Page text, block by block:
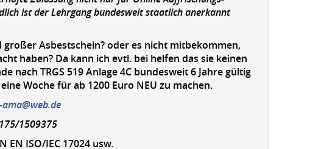
ist der Lehrgang bundesweit staatlich anerkannt
Asbestschein? oder es nicht mitbekommen,
haben? Da kann ich evtl. bei helfen das sie keinen
nach TRGS 519 Anlage 4C bundesweit 6 Jahre gültig
Woche für ab 1200 Euro NEU zu machen.
1509375
ISO/IEC 17024 usw.